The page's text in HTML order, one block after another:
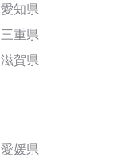
愛知県
三重県
滋賀県
愛媛県